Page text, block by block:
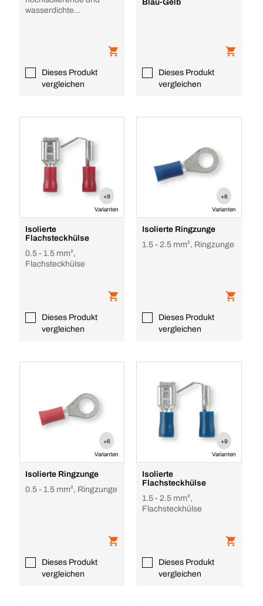
wasserdichte
Dieses Produkt
vergleichen
Blau-Gelb
Dieses Produkt
vergleichen
+9
Varianten
Isolierte
Flachsteckhülse
0.5 - 1.5 mm²,
Flachsteckhülse
Dieses Produkt
vergleichen
+6
Varianten
Isolierte Ringzunge
1.5 - 2.5 mm², Ringzunge
Dieses Produkt
vergleichen
+6
Varianten
Isolierte Ringzunge
0.5 - 1.5 mm², Ringzunge
Dieses Produkt
vergleichen
+9
Varianten
Isolierte
Flachsteckhülse
1.5 - 2.5 mm²,
Flachsteckhülse
Dieses Produkt
vergleichen